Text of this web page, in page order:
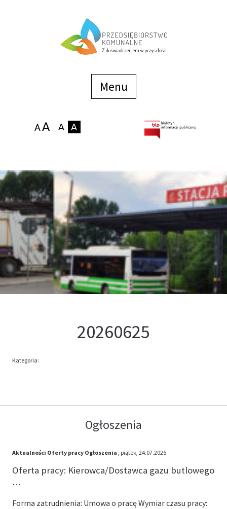
Menu
Zakłady
Podaj stan wodomierza
Kontakt
Oferta
20260625
Kategoria:
Ogłoszenia
Aktualności Oferty pracy Ogłoszenia , piątek, 24.07.2026
Oferta pracy: Kierowca/Dostawca gazu butlowego
…
Forma zatrudnienia: Umowa o pracę Wymiar czasu pracy: